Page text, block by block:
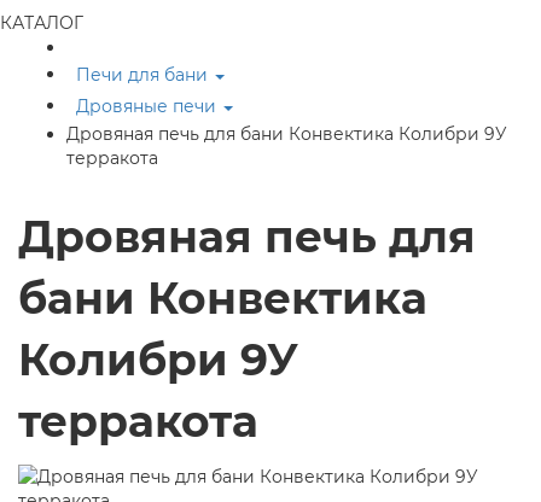
КАТАЛОГ
Печи для бани
Дровяные печи
Дровяная печь для бани Конвектика Колибри 9У
терракота
Дровяная печь для
бани Конвектика
Колибри 9У
терракота